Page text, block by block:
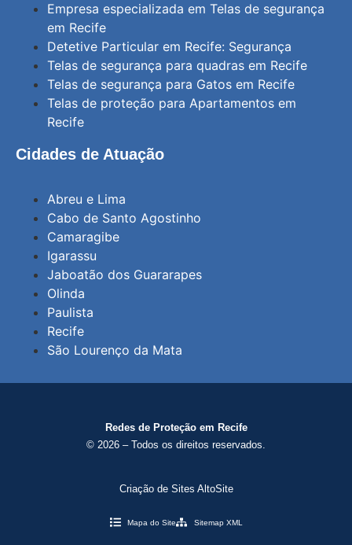
Empresa especializada em Telas de segurança
em Recife
Detetive Particular em Recife: Segurança
Telas de segurança para quadras em Recife
Telas de segurança para Gatos em Recife
Telas de proteção para Apartamentos em
Recife
Cidades de Atuação
Abreu e Lima
Cabo de Santo Agostinho
Camaragibe
Igarassu
Jaboatão dos Guararapes
Olinda
Paulista
Recife
São Lourenço da Mata
Redes de Proteção em Recife
© 2026 – Todos os direitos reservados.
Criação de Sites AltoSite
Mapa do Site Sitemap XML